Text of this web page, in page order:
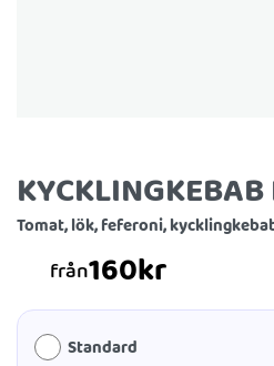
Tomat, lök, feferoni,
från160kr
Standard